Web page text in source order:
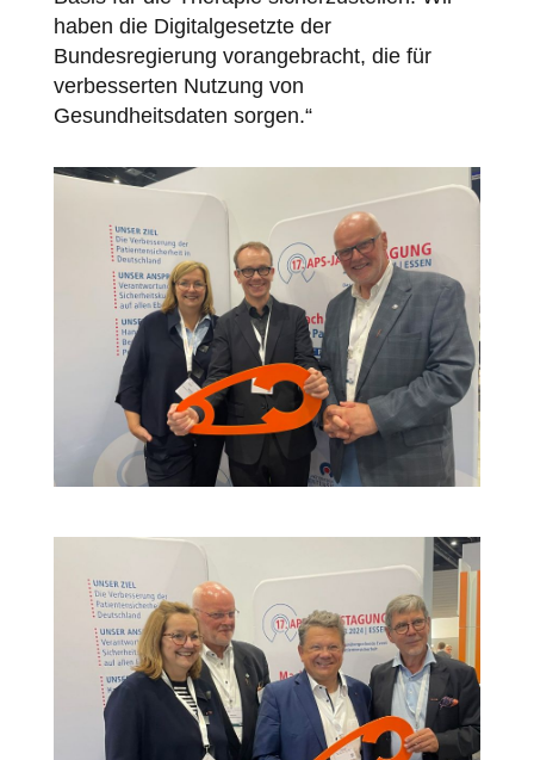
haben die Digitalgesetzte der
Bundesregierung vorangebracht, die für
verbesserten Nutzung von
Gesundheitsdaten sorgen.“